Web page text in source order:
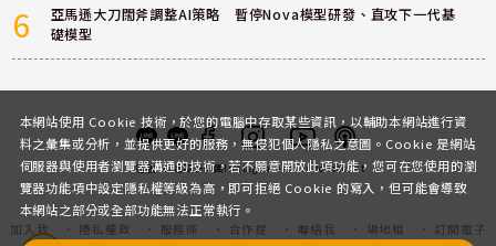
6
亞馬遜大刀闊斧調整AI策略 暫停Nova模型研發、直攻下一代基
礎模型
客服 討論區粉絲團InstagramYoutubePodcast
加入我
隱私權政
服務條
合作提
聯絡我
場地租
訂閱電子
本網站使用 Cookie 技術，於您的電腦中存取某些資訊，以輔助本網站進行資
料之彙集或分析，並提供更好的服務，無侵犯個人隱私之意圖。Cookie 是網站
伺服器與使用者瀏覽器溝通的技術，若不願意開放此項功能，您可在您使用的瀏
覽器功能項中設定隱私權等級為高，即可拒絕 Cookie 的寫入，但可能會導致
本網站之部分或全部功能無法正常執行。